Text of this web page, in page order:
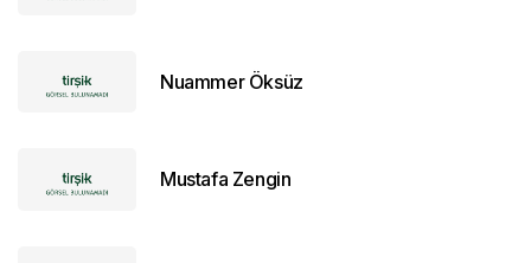
Nuammer Öksüz
Mustafa Zengin